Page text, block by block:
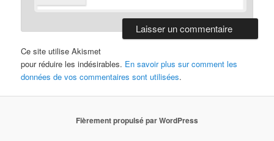
Ce site utilise Akismet
pour réduire les indésirables. En savoir plus sur comment les
données de vos commentaires sont utilisées.
Fièrement propulsé par WordPress